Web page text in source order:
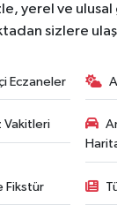
yerel ve
sizlere
Eczaneler
Vakitleri
Fikstür